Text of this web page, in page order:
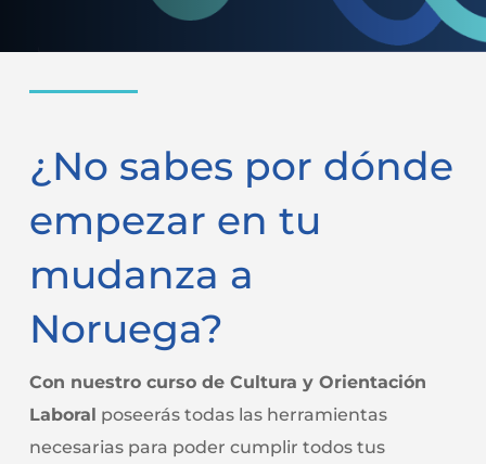
¿No sabes por dónde
empezar en tu
mudanza a
Noruega?
Con nuestro curso de Cultura y Orientación
Laboral poseerás todas las herramientas
necesarias para poder cumplir todos tus